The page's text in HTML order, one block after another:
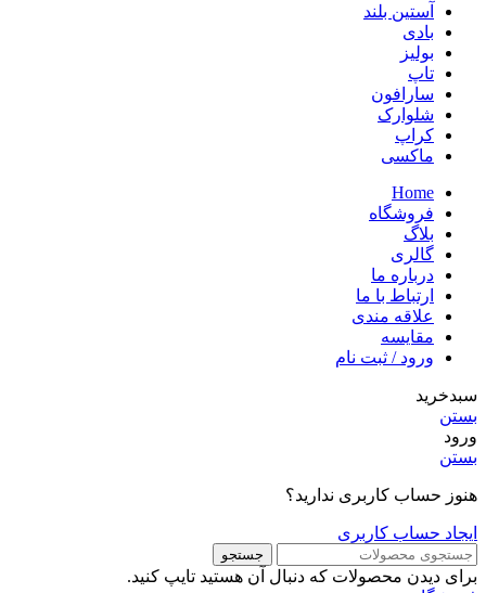
آستین بلند
بادی
بولیز
تاپ
سارافون
شلوارک
کراپ
ماکسی
Home
فروشگاه
بلاگ
گالری
درباره ما
ارتباط با ما
علاقه مندی
مقایسه
ورود / ثبت نام
سبدخرید
بستن
ورود
بستن
هنوز حساب کاربری ندارید؟
ایجاد حساب کاربری
جستجو
برای دیدن محصولات که دنبال آن هستید تایپ کنید.